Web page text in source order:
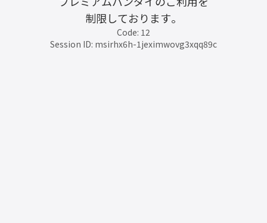
制限しております。
Code: 12
Session ID: msirhx6h-1jeximwovg3xqq89c